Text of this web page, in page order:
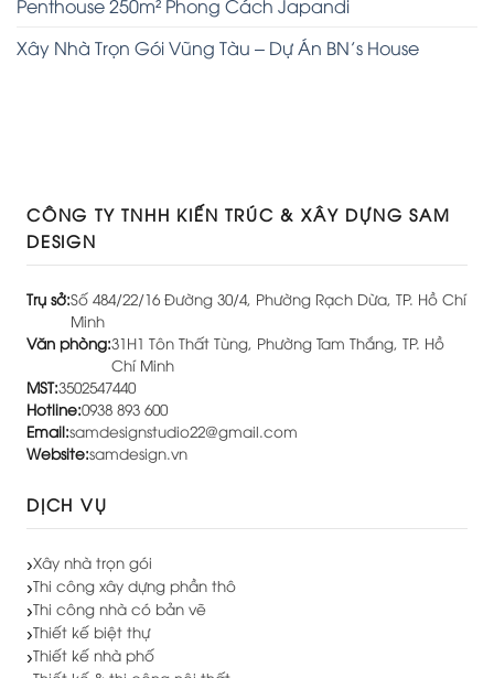
Penthouse 250m² Phong Cách Japandi
Xây Nhà Trọn Gói Vũng Tàu – Dự Án BN’s House
CÔNG TY TNHH KIẾN TRÚC & XÂY DỰNG SAM
DESIGN
Trụ sở:Số 484/22/16 Đường 30/4, Phường Rạch Dừa, TP. Hồ Chí
Minh
Văn phòng:31H1 Tôn Thất Tùng, Phường Tam Thắng, TP. Hồ
Chí Minh
MST:3502547440
Hotline:0938 893 600
Email:samdesignstudio22@gmail.com
Website:samdesign.vn
DỊCH VỤ
Xây nhà trọn gói
Thi công xây dựng phần thô
Thi công nhà có bản vẽ
Thiết kế biệt thự
Thiết kế nhà phố